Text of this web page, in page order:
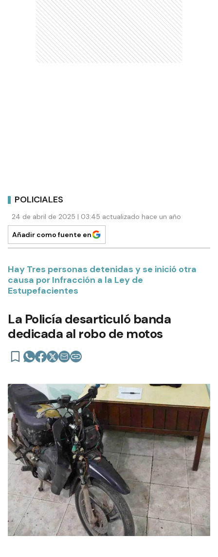
POLICIALES
24 de abril de 2025 | 03:45 actualizado hace un año
Añadir como fuente en
Hay Tres personas detenidas y se inició otra
causa por Infracción a la Ley de
Estupefacientes
La Policía desarticuló banda
dedicada al robo de motos